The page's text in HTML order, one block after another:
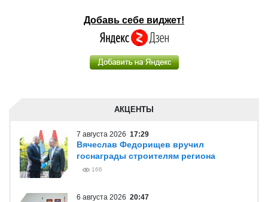
Добавь себе виджет!
АКЦЕНТЫ
7 августа 2026 17:29
Вячеслав Федорищев вручил
госнаграды строителям региона
166
6 августа 2026 20:47